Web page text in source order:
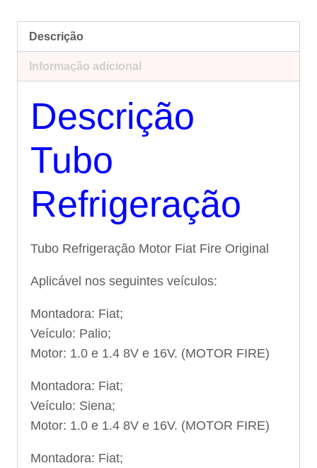
Descrição
Informação adicional
Descrição
Tubo
Refrigeração
Tubo Refrigeração Motor Fiat Fire Original
Aplicável nos seguintes veículos:
Montadora: Fiat;
Veículo: Palio;
Motor: 1.0 e 1.4 8V e 16V. (MOTOR FIRE)
Montadora: Fiat;
Veículo: Siena;
Motor: 1.0 e 1.4 8V e 16V. (MOTOR FIRE)
Montadora: Fiat;